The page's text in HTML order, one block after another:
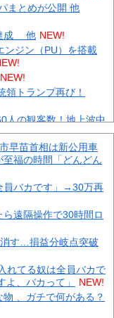
まとめが公開 他
達成 他 NEW!
ンジン（PU）を搭載
NEW!
領トランプ再び！
人の観客数！地上波中
「南半球にスキーし
な洪水被害
人気店になってしまう
NEW!
い正論』を吐いて30
くんやが何があるん
早苗首相は新公用車
福の時間「どんどん
員バカです」→30万再
遠隔操作で30時間ロ
す…損益分岐点突破
れてる奴は全員バカで
、バカって」
NEW!
、ガチで何がある？